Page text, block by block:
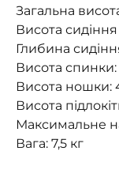
Загальна
Висота
Глибина
Висота
Висота ношки:
Висота
Максимальне
Вага: 7,5 кг